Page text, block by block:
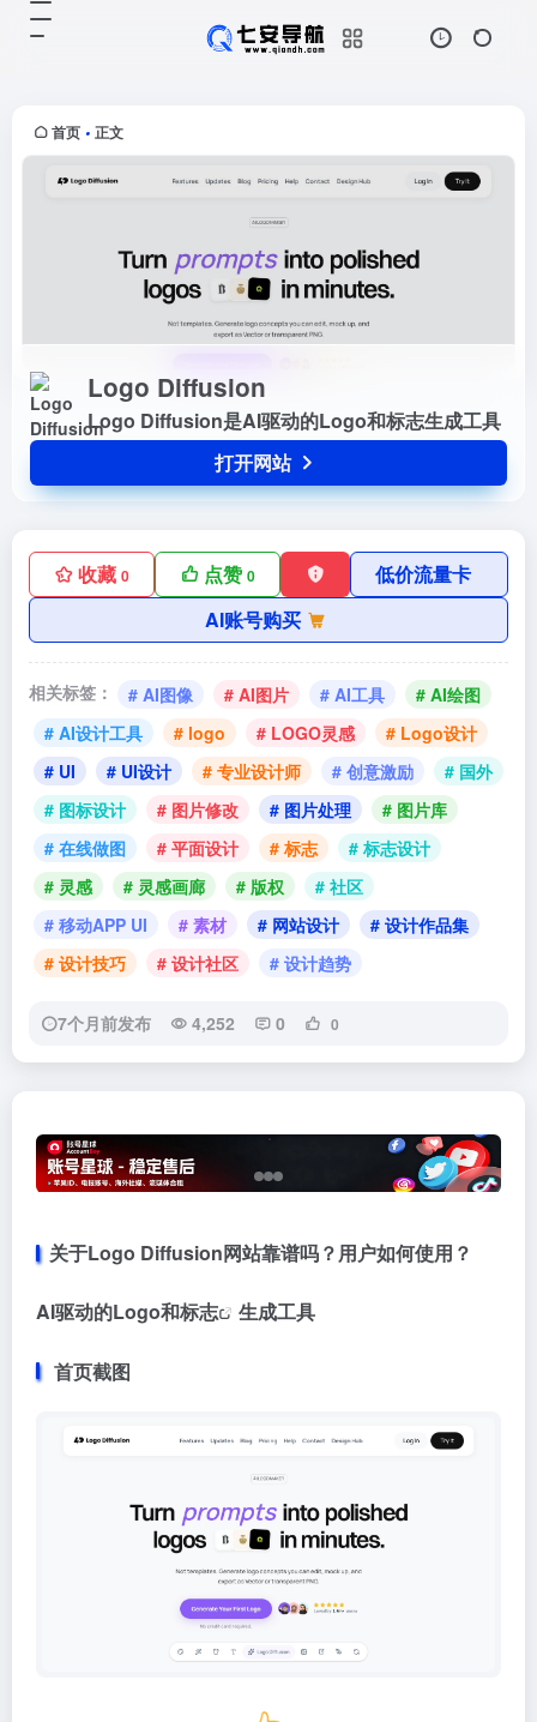
首页 • 正文
Logo Diffusion
Logo Diffusion是AI驱动的Logo和标志生成工具
打开网站
收藏 0 点赞0
低价流量卡
AI账号购买
相关标签： # AI图像 # AI图片 # AI工具
# AI绘图
# AI设计工具
# logo # LOGO灵感
# Logo设计
# UI
# UI设计 # 专业设计师 # 创意激励
# 国外
# 图标设计
# 图片修改 # 图片处理
# 图片库
# 在线做图
# 平面设计 # 标志
# 标志设计
# 灵感
# 灵感画廊 # 版权
# 社区
# 移动APP UI
# 素材 # 网站设计
# 设计作品集
# 设计技巧
# 设计社区 # 设计趋势
7个月前发布 4,252 0 0
关于Logo Diffusion网站靠谱吗？用户如何使用？
AI驱动的Logo和标志 生成工具
首页截图